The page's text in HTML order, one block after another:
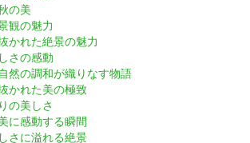
の美
観の魅力
かれた絶景の魅力
さの感動
然の調和が織りなす物語
かれた美の極致
の美しさ
に感動する瞬間
さに溢れる絶景